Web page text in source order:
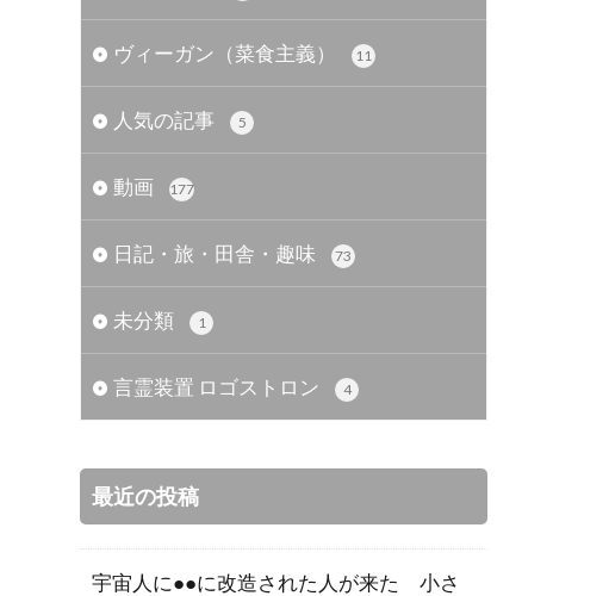
ヴィーガン（菜食主義） 11
人気の記事 5
動画 177
日記・旅・田舎・趣味 73
未分類 1
言霊装置 ロゴストロン 4
最近の投稿
宇宙人に●●に改造された人が来た 小さ